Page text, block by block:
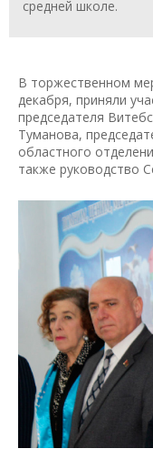
средней школе.
В торжественном
декабря, приняли
председателя
Туманова,
областного
также руководство